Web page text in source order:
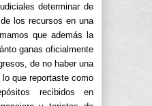
determinar de
los recursos en una
que además la
ganas oficialmente
de no haber una
que reportaste como
recibidos en